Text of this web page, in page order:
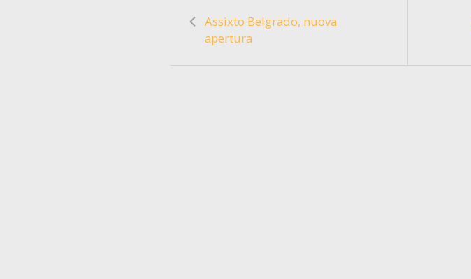
Assixto Belgrado, nuova
apertura